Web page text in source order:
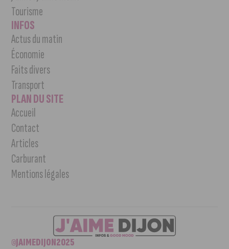
Tourisme
INFOS
Actus du matin
Économie
Faits divers
Transport
PLAN DU SITE
Accueil
Contact
Articles
Carburant
Mentions légales
©JAIMEDIJON2025